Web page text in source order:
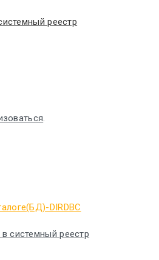
реестр
.
DIRDBC
системный реестр